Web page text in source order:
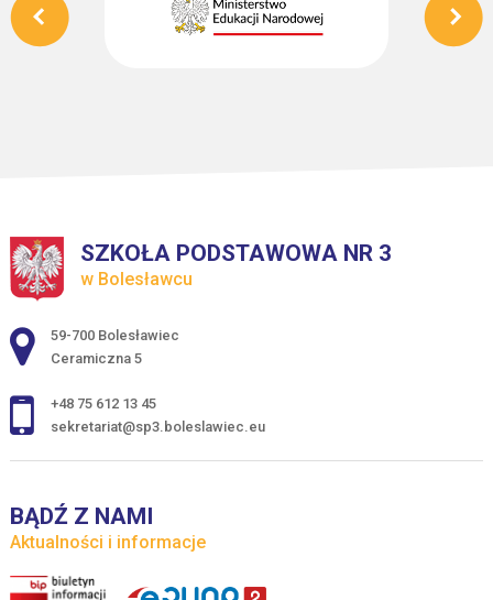
SZKOŁA PODSTAWOWA NR 3
w Bolesławcu
Adres pocztowy:
59-700 Bolesławiec
Ceramiczna 5
+48 75 612 13 45
sekretariat@sp3.boleslawiec.eu
BĄDŹ Z NAMI
Aktualności i informacje